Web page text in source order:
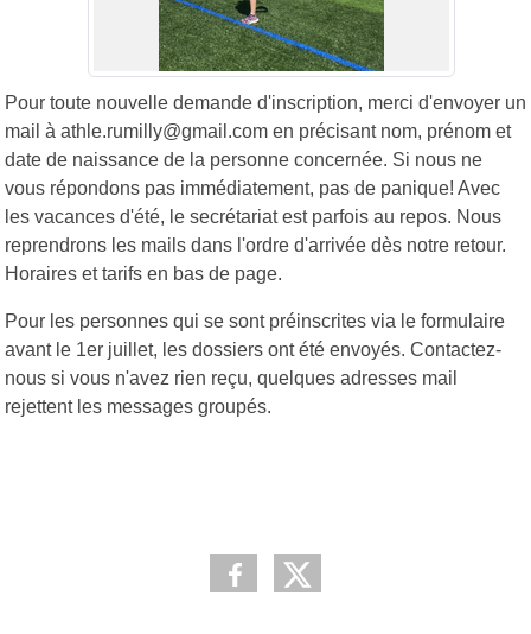
Pour toute nouvelle demande d'inscription, merci d'envoyer un
mail à athle.rumilly@gmail.com en précisant nom, prénom et
date de naissance de la personne concernée. Si nous ne
vous répondons pas immédiatement, pas de panique! Avec
les vacances d'été, le secrétariat est parfois au repos. Nous
reprendrons les mails dans l'ordre d'arrivée dès notre retour.
Horaires et tarifs en bas de page.
Pour les personnes qui se sont préinscrites via le formulaire
avant le 1er juillet, les dossiers ont été envoyés. Contactez-
nous si vous n'avez rien reçu, quelques adresses mail
rejettent les messages groupés.